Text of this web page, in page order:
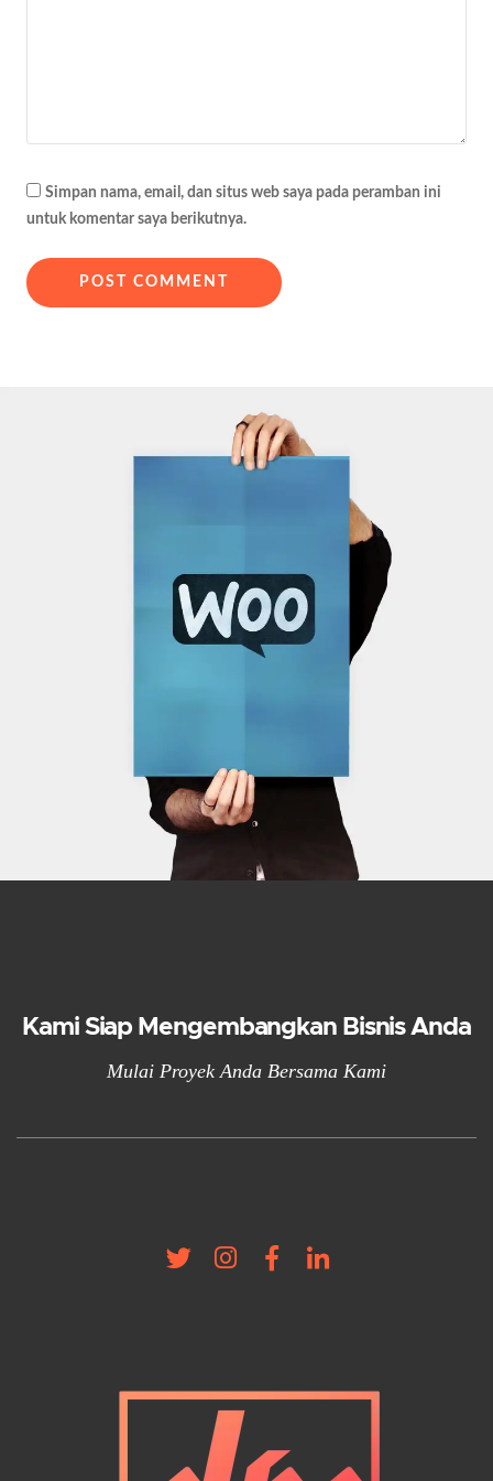
Simpan nama, email, dan situs web saya pada peramban ini
untuk komentar saya berikutnya.
Kami Siap Mengembangkan Bisnis Anda
Mulai Proyek Anda Bersama Kami